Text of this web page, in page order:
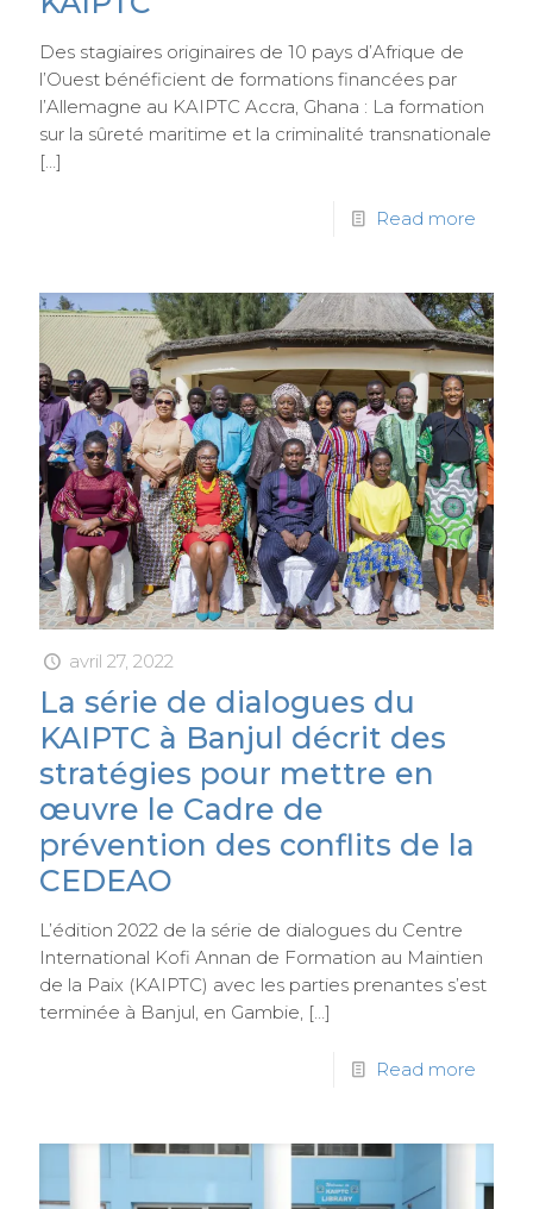
Des stagiaires originaires de 10 pays d’Afrique de
l’Ouest bénéficient de formations financées par
l’Allemagne au KAIPTC Accra, Ghana : La formation
sur la sûreté maritime et la criminalité transnationale
[…]
Read more
avril 27, 2022
La série de dialogues du
KAIPTC à Banjul décrit des
stratégies pour mettre en
œuvre le Cadre de
prévention des conflits de la
CEDEAO
L’édition 2022 de la série de dialogues du Centre
International Kofi Annan de Formation au Maintien
de la Paix (KAIPTC) avec les parties prenantes s’est
terminée à Banjul, en Gambie, […]
Read more